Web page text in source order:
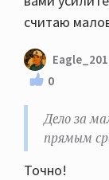
считаю
0
Дело за
прямым
Точно!